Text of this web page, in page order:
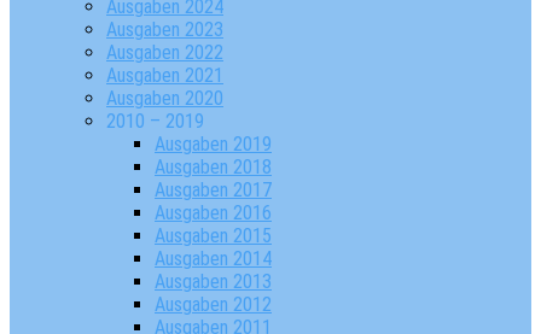
Ausgaben 2024
Ausgaben 2023
Ausgaben 2022
Ausgaben 2021
Ausgaben 2020
2010 – 2019
Ausgaben 2019
Ausgaben 2018
Ausgaben 2017
Ausgaben 2016
Ausgaben 2015
Ausgaben 2014
Ausgaben 2013
Ausgaben 2012
Ausgaben 2011